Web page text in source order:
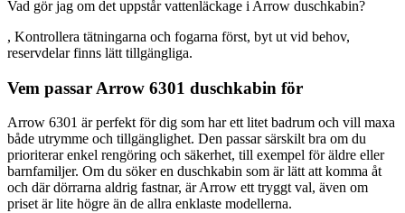
Vad gör jag om det uppstår vattenläckage i Arrow duschkabin?
, Kontrollera tätningarna och fogarna först, byt ut vid behov,
reservdelar finns lätt tillgängliga.
Vem passar Arrow 6301 duschkabin för
Arrow 6301 är perfekt för dig som har ett litet badrum och vill maxa
både utrymme och tillgänglighet. Den passar särskilt bra om du
prioriterar enkel rengöring och säkerhet, till exempel för äldre eller
barnfamiljer. Om du söker en duschkabin som är lätt att komma åt
och där dörrarna aldrig fastnar, är Arrow ett tryggt val, även om
priset är lite högre än de allra enklaste modellerna.